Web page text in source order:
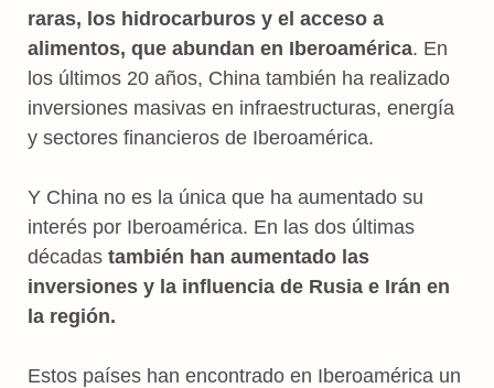
raras, los hidrocarburos y el acceso a
alimentos, que abundan en Iberoamérica. En
los últimos 20 años, China también ha realizado
inversiones masivas en infraestructuras, energía
y sectores financieros de Iberoamérica.
Y China no es la única que ha aumentado su
interés por Iberoamérica. En las dos últimas
décadas también han aumentado las
inversiones y la influencia de Rusia e Irán en
la región.
Estos países han encontrado en Iberoamérica un